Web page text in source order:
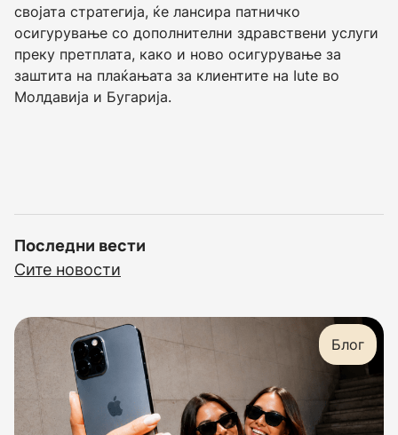
својата стратегија, ќе лансира патничко
осигурување со дополнителни здравствени услуги
преку претплата, како и ново осигурување за
заштита на плаќањата за клиентите на Iute во
Молдавија и Бугарија.
Последни вести
Сите новости
Блог